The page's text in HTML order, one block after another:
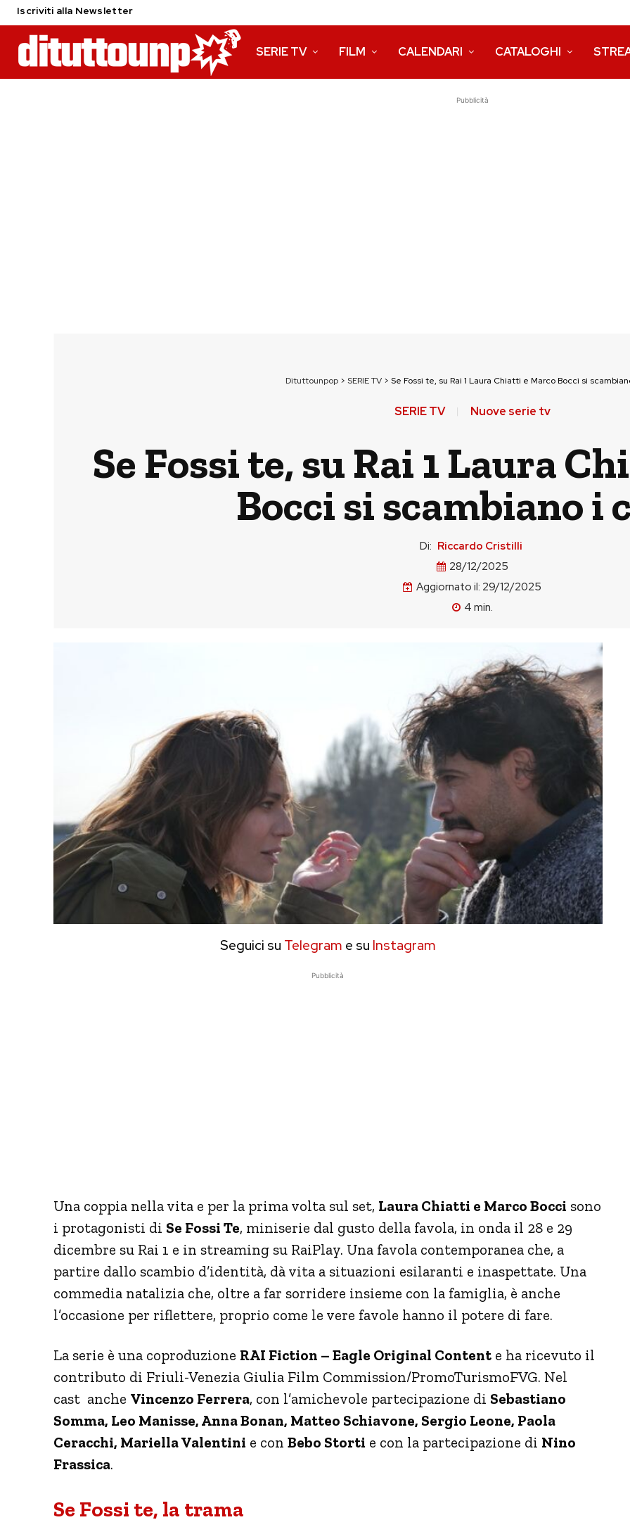
Iscriviti alla Newsletter
SERIE TV FILM CALENDARI CATALOGHI
Pubblicità
Dituttounpop> SERIE TV> Se Fossi te, su Rai 1 Laura Chiatti e Marco Bocci si
SERIE TV Nuove serie tv
Se Fossi te, su Rai 1 Laura
Bocci si scambiano i
Di: Riccardo Cristilli
28/12/2025
Aggiornato il: 29/12/2025
4 min.
Seguici su Telegram e su Instagram
Pubblicità
Una coppia nella vita e per la prima volta sul set, Laura Chiatti e Marco Bocci sono
i protagonisti di Se Fossi Te, miniserie dal gusto della favola, in onda il 28 e 29
dicembre su Rai 1 e in streaming su RaiPlay. Una favola contemporanea che, a
partire dallo scambio d’identità, dà vita a situazioni esilaranti e inaspettate. Una
commedia natalizia che, oltre a far sorridere insieme con la famiglia, è anche
l’occasione per riflettere, proprio come le vere favole hanno il potere di fare.
La serie è una coproduzione RAI Fiction – Eagle Original Content e ha ricevuto il
contributo di Friuli-Venezia Giulia Film Commission/PromoTurismoFVG. Nel
cast anche Vincenzo Ferrera, con l’amichevole partecipazione di Sebastiano
Somma, Leo Manisse, Anna Bonan, Matteo Schiavone, Sergio Leone, Paola
Ceracchi, Mariella Valentini e con Bebo Storti e con la partecipazione di Nino
Frassica.
Se Fossi te, la trama